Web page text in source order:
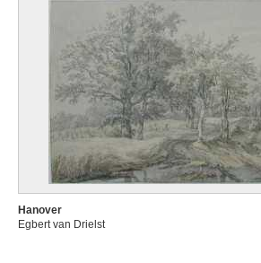
Hanover
Egbert van Drielst